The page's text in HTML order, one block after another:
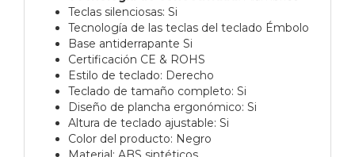
Teclas silenciosas: Si
Tecnología de las teclas del teclado Émbolo
Base antiderrapante Si
Certificación CE & ROHS
Estilo de teclado: Derecho
Teclado de tamaño completo: Si
Diseño de plancha ergonómico: Si
Altura de teclado ajustable: Si
Color del producto: Negro